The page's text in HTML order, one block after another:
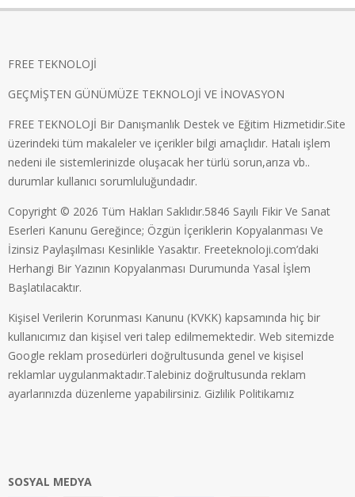
FREE TEKNOLOJİ
GEÇMİŞTEN GÜNÜMÜZE TEKNOLOJİ VE İNOVASYON
FREE TEKNOLOJİ Bir Danışmanlık Destek ve Eğitim Hizmetidir.Site
üzerindeki tüm makaleler ve içerikler bilgi amaçlıdır. Hatalı işlem
nedeni ile sistemlerinizde oluşacak her türlü sorun,arıza vb..
durumlar kullanıcı sorumluluğundadır.
Copyright © 2026 Tüm Hakları Saklıdır.5846 Sayılı Fikir Ve Sanat
Eserleri Kanunu Gereğince; Özgün İçeriklerin Kopyalanması Ve
İzinsiz Paylaşılması Kesinlikle Yasaktır. Freeteknoloji.com’daki
Herhangi Bir Yazının Kopyalanması Durumunda Yasal İşlem
Başlatılacaktır.
Kişisel Verilerin Korunması Kanunu (KVKK) kapsamında hiç bir
kullanıcımız dan kişisel veri talep edilmemektedir. Web sitemizde
Google reklam prosedürleri doğrultusunda genel ve kişisel
reklamlar uygulanmaktadır.Talebiniz doğrultusunda reklam
ayarlarınızda düzenleme yapabilirsiniz. Gizlilik Politikamız
SOSYAL MEDYA